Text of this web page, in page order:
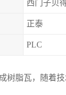
西门子贝
正泰
PLC
树脂瓦，随着